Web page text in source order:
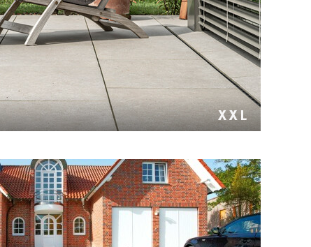
Natursteinoptik in nur 2 cm Stärke. Passende
und Pooleinfassungen.